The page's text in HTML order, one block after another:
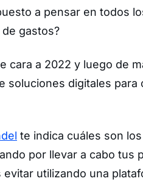
a pensar en todos
gastos?
cara a 2022 y luego de
soluciones digitales
te indica cuáles son
por llevar a cabo tus
utilizando una